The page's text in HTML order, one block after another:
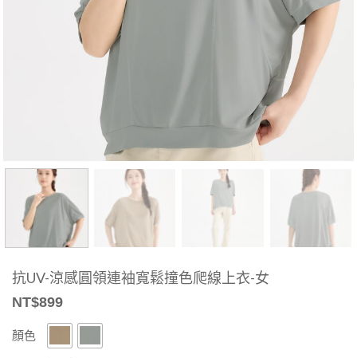
抗UV-涼感圓領連袖寬鬆撞色爬線上衣-女
NT$899
顏色